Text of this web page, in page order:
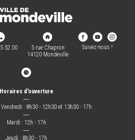
52 00
5 rue Chapron
14120 Mondeville
Suivez-nous !
Horaires d'ouverture
―
: 8h30 - 12h30 et 13h30 - 17h
―
Mardi : 12h - 17h
―
Jeudi : 8h30 - 17h